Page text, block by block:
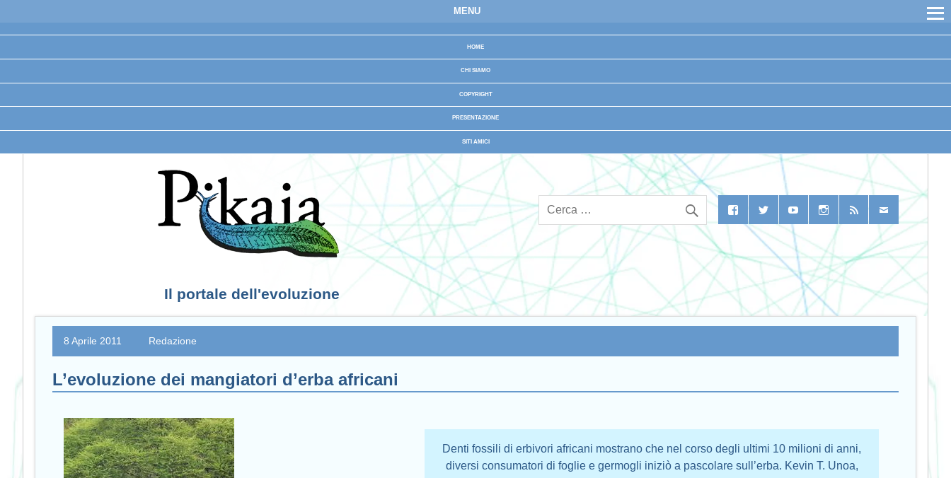
MENU
HOME
CHI SIAMO
COPYRIGHT
PRESENTAZIONE
SITI AMICI
Il portale dell'evoluzione
8 Aprile 2011 Redazione
L’evoluzione dei mangiatori d’erba africani
Denti fossili di erbivori africani mostrano che nel corso degli ultimi 10 milioni di anni,
diversi consumatori di foglie e germogli iniziò a pascolare sull’erba. Kevin T. Unoa,